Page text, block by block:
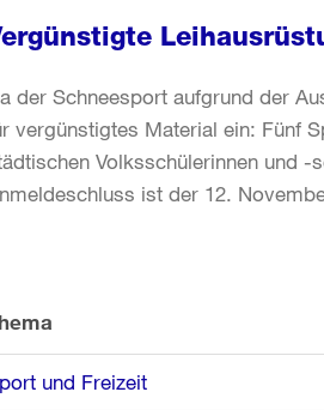
der Schneesport aufgrund der
vergünstigtes Material ein: Fünf
Volksschülerinnen und
ist der 12.
und Freizeit